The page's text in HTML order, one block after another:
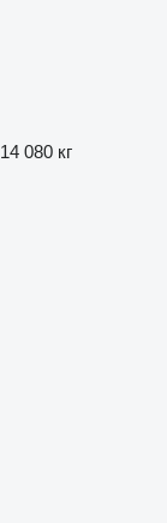
14 080 кг